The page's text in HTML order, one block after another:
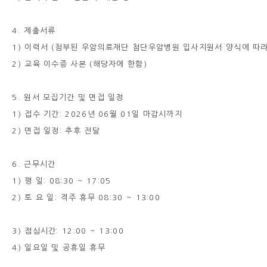
4. 제출서류
1) 이력서 (첨부된 우암의료재단 첨단우암병원 입사지원서 양식에 따
2) 교육 이수증 사본 (해당자에 한함)
5. 원서 모집기간 및 면접 일정
1) 접수 기간: 2026년 06월 01일 마감시까지
2) 면접 일정: 추후 전달
6. 근무시간
1) 평 일: 08:30 ~ 17:05
2) 토 요 일: 격주 휴무 08:30 ~ 13:00
3) 점심시간: 12:00 ~ 13:00
4) 일요일 및 공휴일 휴무